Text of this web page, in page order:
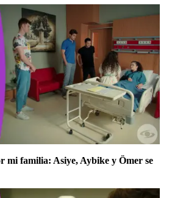
mi familia: Asiye, Aybike y Ömer se